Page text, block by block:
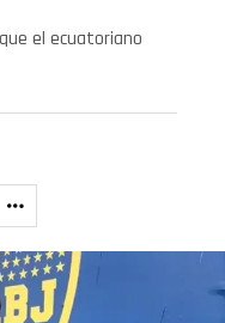
el ecuatoriano